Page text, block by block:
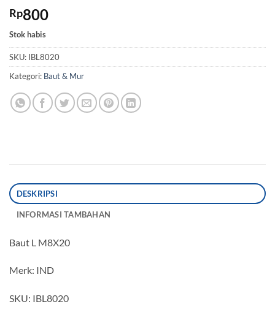
Rp800
Stok habis
SKU: IBL8020
Kategori: Baut & Mur
DESKRIPSI
INFORMASI TAMBAHAN
Baut L M8X20
Merk: IND
SKU: IBL8020